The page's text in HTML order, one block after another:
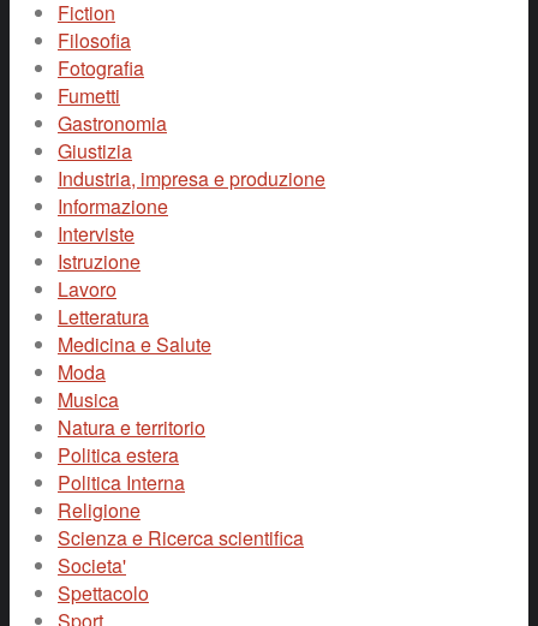
Fiction
Filosofia
Fotografia
Fumetti
Gastronomia
Giustizia
Industria, impresa e produzione
Informazione
Interviste
Istruzione
Lavoro
Letteratura
Medicina e Salute
Moda
Musica
Natura e territorio
Politica estera
Politica Interna
Religione
Scienza e Ricerca scientifica
Societa'
Spettacolo
Sport